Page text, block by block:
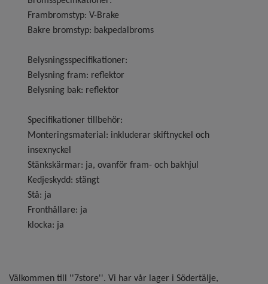
Välkommen till ''7store''. Vi har vår lager i Södertälje,
Frambromstyp: V-Brake
Bakre bromstyp: bakpedalbroms
Belysningsspecifikationer:
Belysning fram: reflektor
Belysning bak: reflektor
Specifikationer tillbehör:
Monteringsmaterial: inkluderar skiftnyckel och
insexnyckel
Stänkskärmar: ja, ovanför fram- och bakhjul
Kedjeskydd: stängt
Stå: ja
Fronthållare: ja
klocka: ja